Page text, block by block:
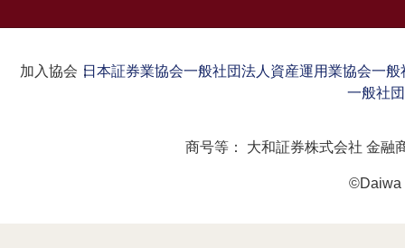
加入協会：日本証券業協会一般社団法人資産運用業協会一般
一般社
商号等： 大和証券株式会社 金融
©Daiwa